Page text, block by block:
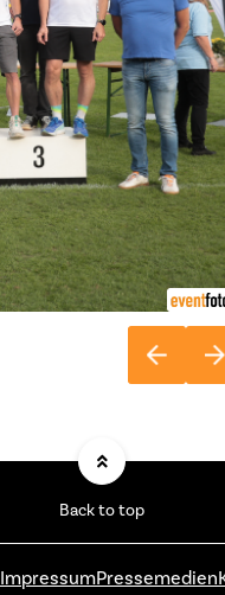
Back to top
ImpressumPressemedien